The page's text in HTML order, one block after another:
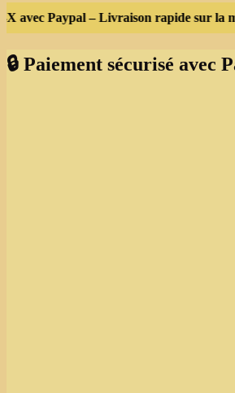
Paypal – Livraison rapide sur la
🔒 Paiement sécurisé avec